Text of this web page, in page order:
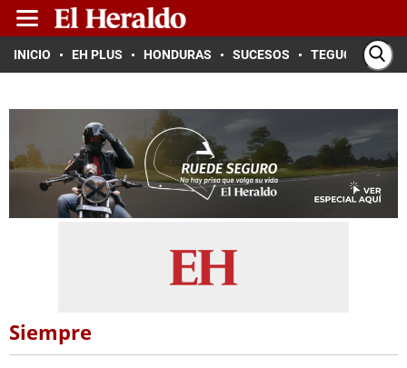
INICIO EH PLUS HONDURAS SUCESOS TEGUCIGALPA
Siempre